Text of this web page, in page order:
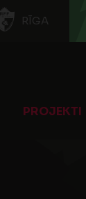
RĪGA
PROJEKTI